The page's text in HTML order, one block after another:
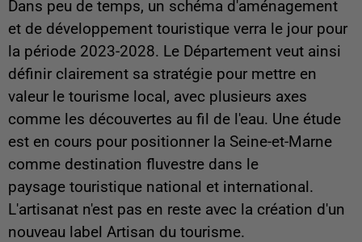
Dans peu de temps, un schéma d'aménagement
et de développement touristique verra le jour pour
la période 2023-2028. Le Département veut ainsi
définir clairement sa stratégie pour mettre en
valeur le tourisme local, avec plusieurs axes
comme les découvertes au fil de l'eau. Une étude
est en cours pour positionner la Seine-et-Marne
comme destination fluvestre dans le
paysage touristique national et international.
L'artisanat n'est pas en reste avec la création d'un
nouveau label Artisan du tourisme.